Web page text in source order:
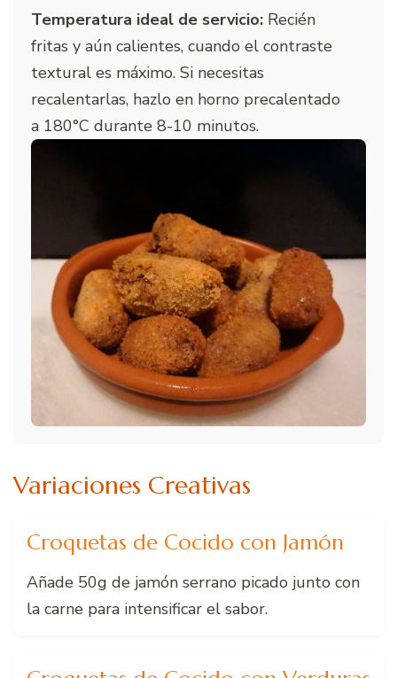
Temperatura ideal de servicio: Recién
fritas y aún calientes, cuando el contraste
textural es máximo. Si necesitas
recalentarlas, hazlo en horno precalentado
a 180°C durante 8-10 minutos.
Variaciones Creativas
Croquetas de Cocido con Jamón
Añade 50g de jamón serrano picado junto con
la carne para intensificar el sabor.